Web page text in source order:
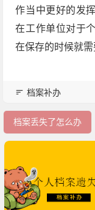
作当中更好的发
在工作单位对于
在保存的时候就
档案补办
档案丢失了怎么办